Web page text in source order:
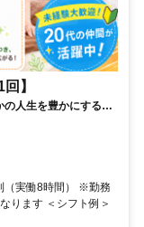
】
の人生を豊かにする、
（実働8時間） ※勤務
ります ＜シフト例＞